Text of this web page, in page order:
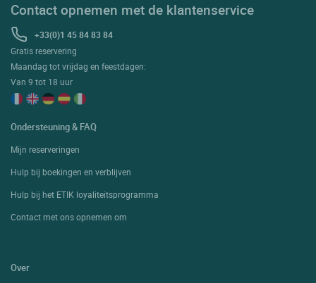
Contact opnemen met de klantenservice
+33(0)1 45 84 83 84
Gratis reservering
Maandag tot vrijdag en feestdagen:
Van 9 tot 18 uur
Ondersteuning & FAQ
Mijn reserveringen
Hulp bij boekingen en verblijven
Hulp bij het ETIK loyaliteitsprogramma
Contact met ons opnemen om
Over